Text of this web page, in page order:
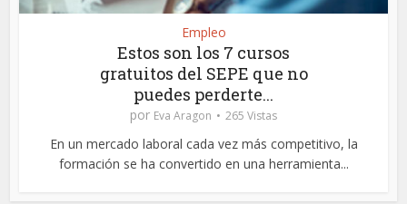
Empleo
Estos son los 7 cursos
gratuitos del SEPE que no
puedes perderte...
por Eva Aragon 265 Vistas
En un mercado laboral cada vez más competitivo, la
formación se ha convertido en una herramienta...